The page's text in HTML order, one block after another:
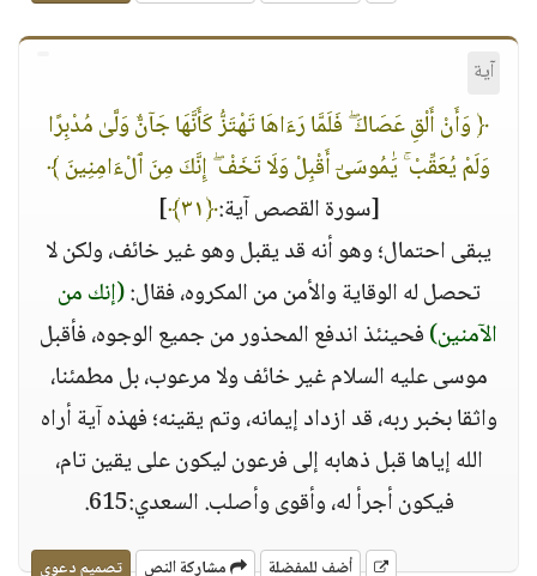
آية
﴿ وَأَنْ أَلْقِ عَصَاكَ ۖ فَلَمَّا رَءَاهَا تَهْتَزُّ كَأَنَّهَا جَآنٌّ وَلَّىٰ مُدْبِرًا
وَلَمْ يُعَقِّبْ ۚ يَٰمُوسَىٰٓ أَقْبِلْ وَلَا تَخَفْ ۖ إِنَّكَ مِنَ ٱلْءَامِنِينَ ﴾
[سورة القصص آية:﴿٣١﴾
]
يبقى احتمال؛ وهو أنه قد يقبل وهو غير خائف، ولكن لا
تحصل له الوقاية والأمن من المكروه، فقال:(إنك من
الآمنين)فحينئذ اندفع المحذور من جميع الوجوه، فأقبل
موسى عليه السلام غير خائف ولا مرعوب، بل مطمئنا،
واثقا بخبر ربه، قد ازداد إيمانه، وتم يقينه؛ فهذه آية أراه
الله إياها قبل ذهابه إلى فرعون ليكون على يقين تام،
فيكون أجرأ له، وأقوى وأصلب. السعدي:615.
أضف للمفضلة مشاركة النص تصميم دعوي